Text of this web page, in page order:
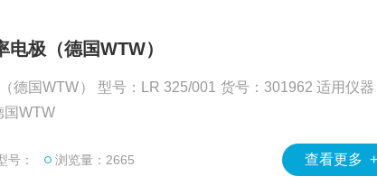
极（德国WTW）
型号：LR 325/001 货号：301962 适用仪器：C
品牌：德国WTW
号： 浏览量：2665 查看更多 +